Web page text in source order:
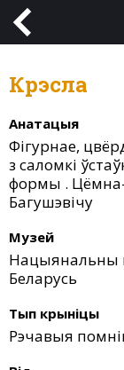
Крэсла
Анатацыя
Фігурнае, цвёрдае. На сядзенні і спінцы плеценыя
з саломкі
формы .
Багушэвічу
Музей
Нацыянальны
Беларусь
Тып крыніцы
Рэчавыя